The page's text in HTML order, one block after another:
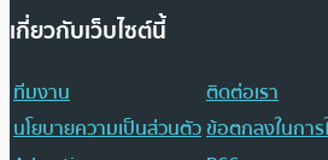
เกี่ยวกับเว็บไซต์นี้
ทีมงาน
ติดต่อเรา
นโยบายความเป็นส่วนตัวข้อตกลงในการ